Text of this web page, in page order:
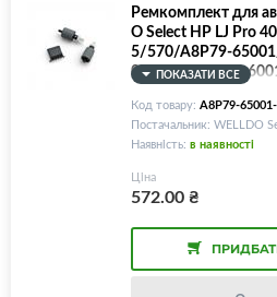
Ремкомплект для
O Select HP LJ Pro
5/570/A8P79-
015-1шт, CF288-
ПОКАЗАТИ ВСЕ
Код товару: A8P79-
Постачальник: WELLDO
Наявність: в наявності
Ціна
572.00₴